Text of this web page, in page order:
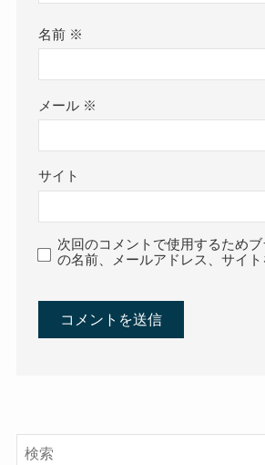
名前 ※
メール ※
サイト
次回のコメントで使用するため
の名前、メールアドレス、サイト